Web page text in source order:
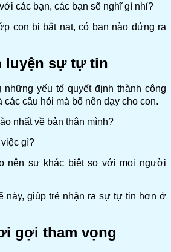
các bạn, các bạn sẽ nghĩ gì nhỉ?
con bị bắt nạt, có bạn nào đứng ra
luyện sự tự tin
yếu tố quyết định thành công
các câu hỏi mà bố nên dạy cho con.
nhất về bản thân mình?
gì?
nên sự khác biệt so với mọi người
này, giúp trẻ nhận ra sự tự tin hơn ở
gợi tham vọng